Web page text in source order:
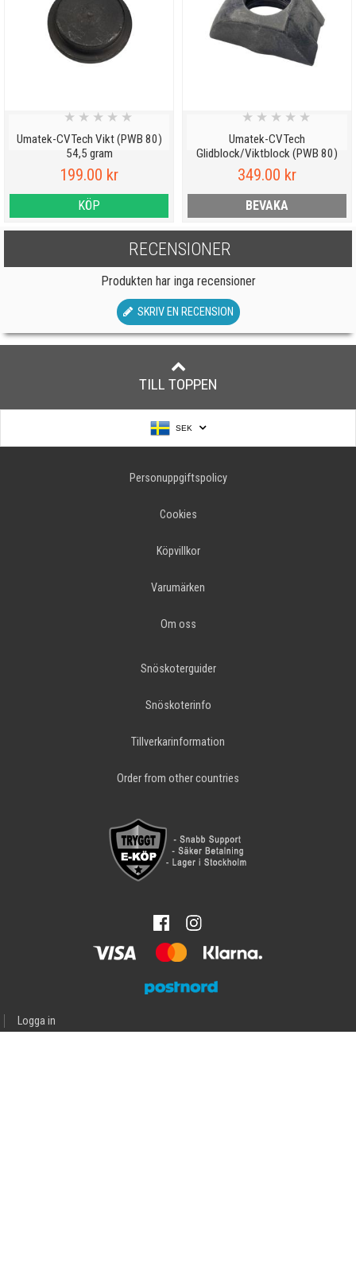
Umatek-CVTech Vikt (PWB 80)
54,5 gram
★ ★ ★ ★ ★
199.00 kr
KÖP
Umatek-CVTech
Glidblock/Viktblock (PWB 80)
★ ★ ★ ★ ★
349.00 kr
BEVAKA
RECENSIONER
Produkten har inga recensioner
SKRIV EN RECENSION
TILL TOPPEN
SEK
Personuppgiftspolicy
Cookies
Köpvillkor
Varumärken
Om oss
Snöskoterguider
Snöskoterinfo
Tillverkarinformation
Order from other countries
Logga in